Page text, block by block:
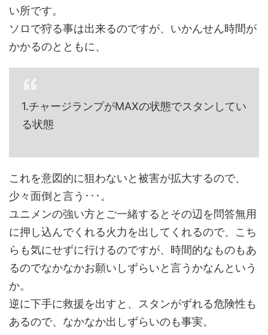
い所です。
ソロで狩る事は出来るのですが、いかんせん時間が
かかるのとともに、
1.チャージランプがMAXの状態でスタンしてい
る状態
これを意図的に狙わないと被害が拡大するので、
少々面倒と言う･･･。
ユニメンの強い方とご一緒するとその辺を問答無用
に押し込んでくれる火力を出してくれるので、こち
らも気にせずに行けるのですが、時間的なものもあ
るのでなかなかお願いしずらいと言うかなんという
か。
逆に下手に救援を出すと、スタンがずれる危険性も
あるので、なかなか出しずらいのも事実。